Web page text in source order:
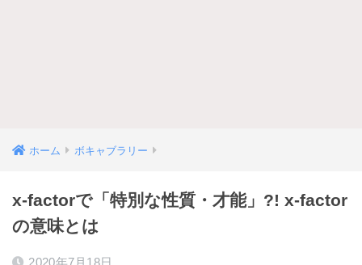
ホーム ボキャブラリー
x-factorで「特別な性質・才能」?! x-factor
の意味とは
2020年7月18日